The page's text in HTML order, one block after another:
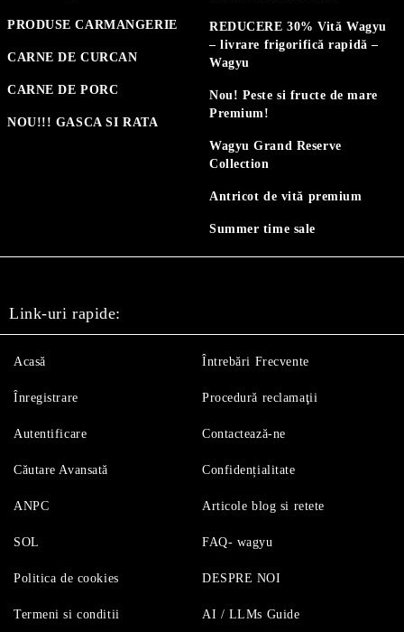
PRODUSE CARMANGERIE
CARNE DE CURCAN
CARNE DE PORC
NOU!!! GASCA SI RATA
REDUCERE 30% Vită Wagyu
– livrare frigorifică rapidă –
Wagyu
Nou! Peste si fructe de mare
Premium!
Wagyu Grand Reserve
Collection
Antricot de vită premium
Summer time sale
Link-uri rapide:
Acasă
Înregistrare
Autentificare
Căutare Avansată
Întrebări Frecvente
Procedură reclamaţii
Contactează-ne
Confidențialitate
ANPC
SOL
Politica de cookies
Termeni si conditii
Articole blog si retete
FAQ- wagyu
DESPRE NOI
AI / LLMs Guide